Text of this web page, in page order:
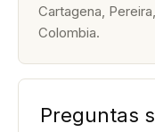
Cartagena,
Colombia.
Preguntas